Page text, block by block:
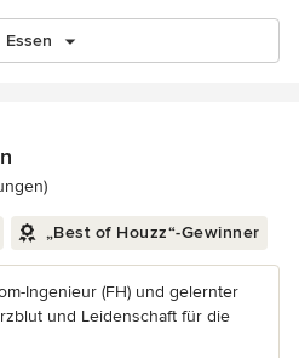
Essen
5 von 5 Sternen
„Best of Houzz“-Gewinner
Ingenieur (FH) und gelernter
und Leidenschaft für die